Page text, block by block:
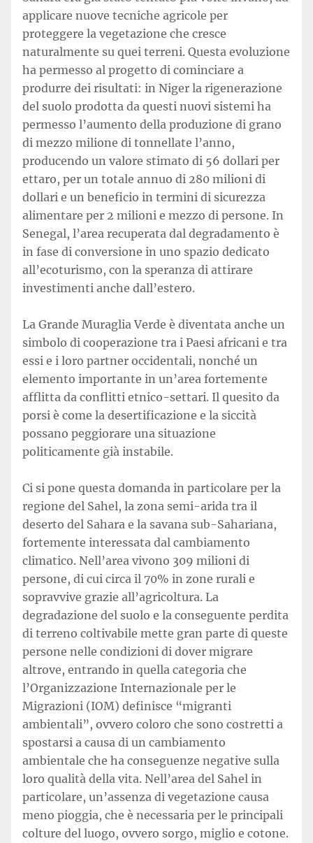
applicare nuove tecniche agricole per
proteggere la vegetazione che cresce
naturalmente su quei terreni. Questa evoluzione
ha permesso al progetto di cominciare a
produrre dei risultati: in Niger la rigenerazione
del suolo prodotta da questi nuovi sistemi ha
permesso l’aumento della produzione di grano
di mezzo milione di tonnellate l’anno,
producendo un valore stimato di 56 dollari per
ettaro, per un totale annuo di 280 milioni di
dollari e un beneficio in termini di sicurezza
alimentare per 2 milioni e mezzo di persone. In
Senegal, l’area recuperata dal degradamento è
in fase di conversione in uno spazio dedicato
all’ecoturismo, con la speranza di attirare
investimenti anche dall’estero.
La Grande Muraglia Verde è diventata anche un
simbolo di cooperazione tra i Paesi africani e tra
essi e i loro partner occidentali, nonché un
elemento importante in un’area fortemente
afflitta da conflitti etnico-settari. Il quesito da
porsi è come la desertificazione e la siccità
possano peggiorare una situazione
politicamente già instabile.
Ci si pone questa domanda in particolare per la
regione del Sahel, la zona semi-arida tra il
deserto del Sahara e la savana sub-Sahariana,
fortemente interessata dal cambiamento
climatico. Nell’area vivono 309 milioni di
persone, di cui circa il 70% in zone rurali e
sopravvive grazie all’agricoltura. La
degradazione del suolo e la conseguente perdita
di terreno coltivabile mette gran parte di queste
persone nelle condizioni di dover migrare
altrove, entrando in quella categoria che
l’Organizzazione Internazionale per le
Migrazioni (IOM) definisce “migranti
ambientali”, ovvero coloro che sono costretti a
spostarsi a causa di un cambiamento
ambientale che ha conseguenze negative sulla
loro qualità della vita. Nell’area del Sahel in
particolare, un’assenza di vegetazione causa
meno pioggia, che è necessaria per le principali
colture del luogo, ovvero sorgo, miglio e cotone.